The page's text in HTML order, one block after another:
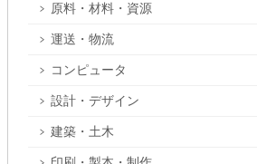
原料・材料・資源
運送・物流
コンピュータ
設計・デザイン
建築・土木